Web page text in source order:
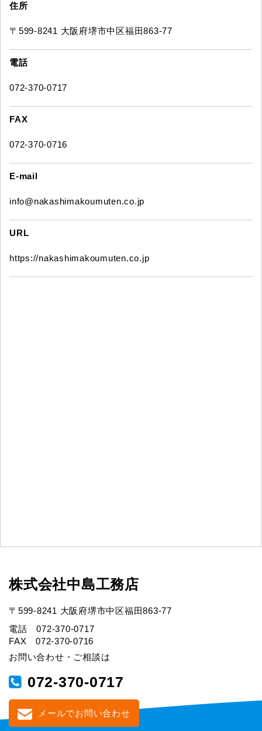
住所
〒599-8241 大阪府堺市中区福田863-77
電話
072-370-0717
FAX
072-370-0716
E-mail
info@nakashimakoumuten.co.jp
URL
https://nakashimakoumuten.co.jp
株式会社中島工務店
〒599-8241 大阪府堺市中区福田863-77
電話 072-370-0717
FAX 072-370-0716
お問い合わせ・ご相談は
072-370-0717
メールでお問い合わせ